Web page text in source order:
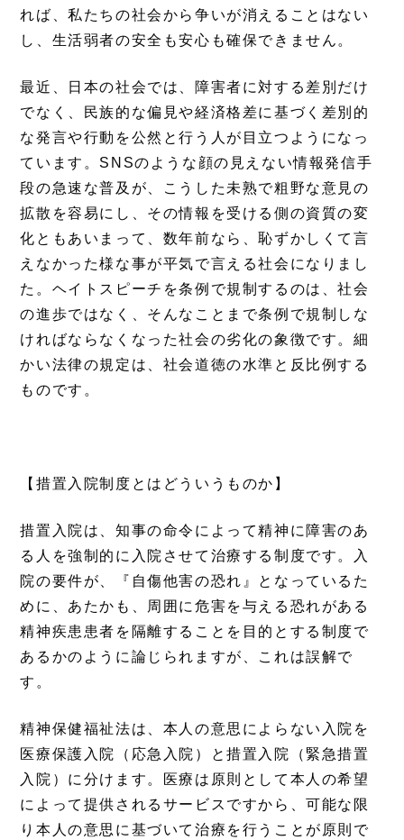
れば、私たちの社会から争いが消えることはない
し、生活弱者の安全も安心も確保できません。
最近、日本の社会では、障害者に対する差別だけ
でなく、民族的な偏見や経済格差に基づく差別的
な発言や行動を公然と行う人が目立つようになっ
ています。SNSのような顔の見えない情報発信手
段の急速な普及が、こうした未熟で粗野な意見の
拡散を容易にし、その情報を受ける側の資質の変
化ともあいまって、数年前なら、恥ずかしくて言
えなかった様な事が平気で言える社会になりまし
た。ヘイトスピーチを条例で規制するのは、社会
の進歩ではなく、そんなことまで条例で規制しな
ければならなくなった社会の劣化の象徴です。細
かい法律の規定は、社会道徳の水準と反比例する
ものです。
【措置入院制度とはどういうものか】
措置入院は、知事の命令によって精神に障害のあ
る人を強制的に入院させて治療する制度です。入
院の要件が、『自傷他害の恐れ』となっているた
めに、あたかも、周囲に危害を与える恐れがある
精神疾患患者を隔離することを目的とする制度で
あるかのように論じられますが、これは誤解で
す。
精神保健福祉法は、本人の意思によらない入院を
医療保護入院（応急入院）と措置入院（緊急措置
入院）に分けます。医療は原則として本人の希望
によって提供されるサービスですから、可能な限
り本人の意思に基づいて治療を行うことが原則で